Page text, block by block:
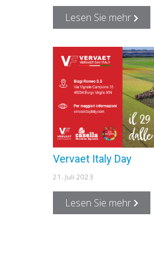
Lesen Sie mehr
Vervaet Italy Day
21. Juli 2023
Lesen Sie mehr